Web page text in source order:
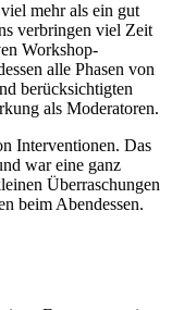
mehr als ein gut
verbringen viel Zeit
Workshop-
alle Phasen von
berücksichtigten
als Moderatoren.
Interventionen. Das
war eine ganz
Überraschungen
beim Abendessen.